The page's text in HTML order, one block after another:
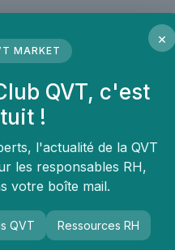
×
MARKET
QVT, c'est
!
l'actualité de la QVT
les responsables RH,
votre boîte mail.
QVT Ressources RH